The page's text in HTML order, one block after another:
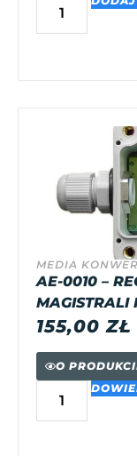
MEDIA
AE-0010 –
MAGISTRALI
155,00ZŁ
O